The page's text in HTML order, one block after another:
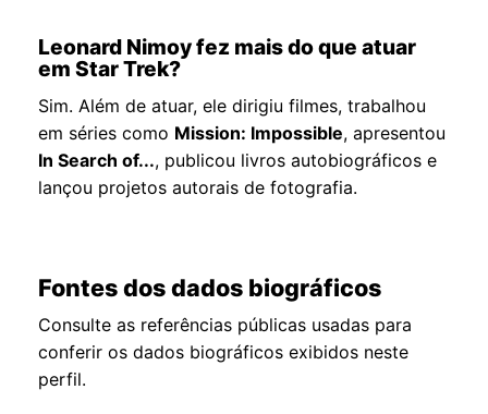
Leonard Nimoy fez mais do que atuar
em Star Trek?
Sim. Além de atuar, ele dirigiu filmes, trabalhou
em séries como Mission: Impossible, apresentou
In Search of..., publicou livros autobiográficos e
lançou projetos autorais de fotografia.
Fontes dos dados biográficos
Consulte as referências públicas usadas para
conferir os dados biográficos exibidos neste
perfil.